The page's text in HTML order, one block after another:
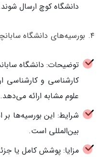
دانشگاه کوچ ارسال
۴. بورسیه‌های دانشگاه سابانچی
توضیحات: دانشگاه
کارشناسی و کارشناسی
علوم مشابه ارائه می‌دهد.
شرایط: این بورسیه‌ها
بین‌المللی است.
مزایا: پوشش کامل یا